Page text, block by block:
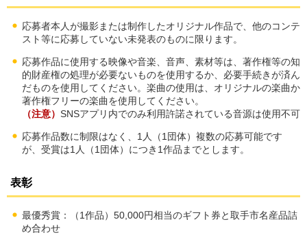
応募者本人が撮影または制作したオリジナル作品で、他のコンテ
スト等に応募していない未発表のものに限ります。
応募作品に使用する映像や音楽、音声、素材等は、著作権等の知
的財産権の処理が必要ないものを使用するか、必要手続きが済ん
だものを使用してください。楽曲の使用は、オリジナルの楽曲か
著作権フリーの楽曲を使用してください。
（注意） SNSアプリ内でのみ利用許諾されている音源は使用不可
応募作品数に制限はなく、1人（1団体）複数の応募可能です
が、受賞は1人（1団体）につき1作品までとします。
表彰
最優秀賞：（1作品）50,000円相当のギフト券と取手市名産品詰
め合わせ